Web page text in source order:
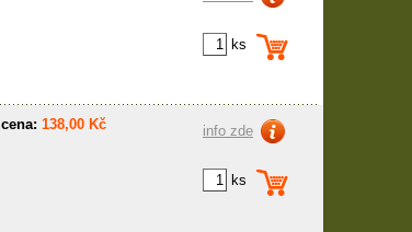
ks
cena: 138,00 Kč info zde
ks